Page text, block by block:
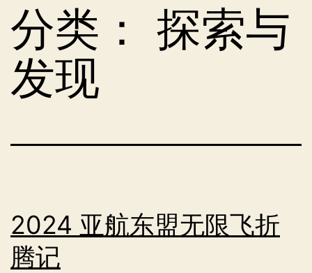
分类： 探索与
发现
2024 亚航东盟无限飞折
腾记